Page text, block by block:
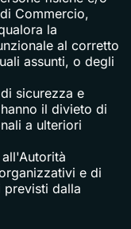
Commercio,
la
al corretto
assunti, o degli
sicurezza e
il divieto di
a ulteriori
e di
dalla